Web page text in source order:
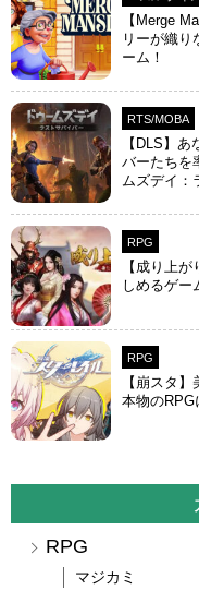
【Merge
リーが織り
ーム！
RTS/MOBA
【DLS】
バーたちを
ムズデイ：
RPG
【成り上
しめるゲー
RPG
【崩スタ
本物のRPG
RPG
マジカミ